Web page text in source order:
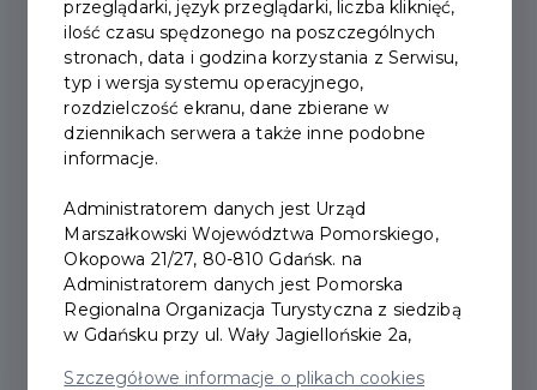
Nowe obiekty dołączają do
Pakietu Kultura
Pakiet Kultura Pomorskiej Karty Turysty
powiększa swoją ofertę o 4 nowe obiekty...
przeglądarki, język przeglądarki, liczba kliknięć,
ilość czasu spędzonego na poszczególnych
stronach, data i godzina korzystania z Serwisu,
typ i wersja systemu operacyjnego,
rozdzielczość ekranu, dane zbierane w
dziennikach serwera a także inne podobne
informacje.
Administratorem danych jest Urząd
Marszałkowski Województwa Pomorskiego,
Okopowa 21/27, 80-810 Gdańsk. na
Administratorem danych jest Pomorska
Regionalna Organizacja Turystyczna z siedzibą
w Gdańsku przy ul. Wały Jagiellońskie 2a,
Szczegółowe informacje o plikach cookies